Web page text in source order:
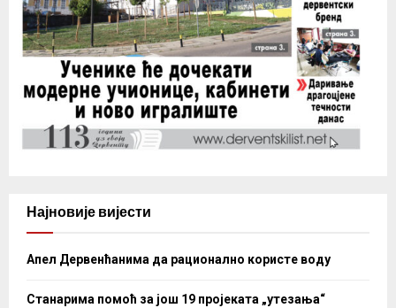
Најновије вијести
Апел Дервенћанима да рационално користе воду
Станарима помоћ за још 19 пројеката „утезања“